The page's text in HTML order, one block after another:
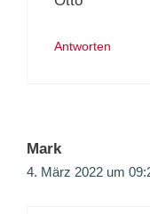
Antworten
Mark
4. März 2022 um